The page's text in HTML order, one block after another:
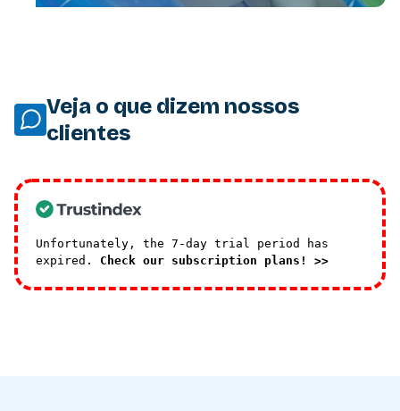
Veja o que dizem nossos
clientes
Unfortunately, the 7-day trial period has
expired. Check our subscription plans! >>